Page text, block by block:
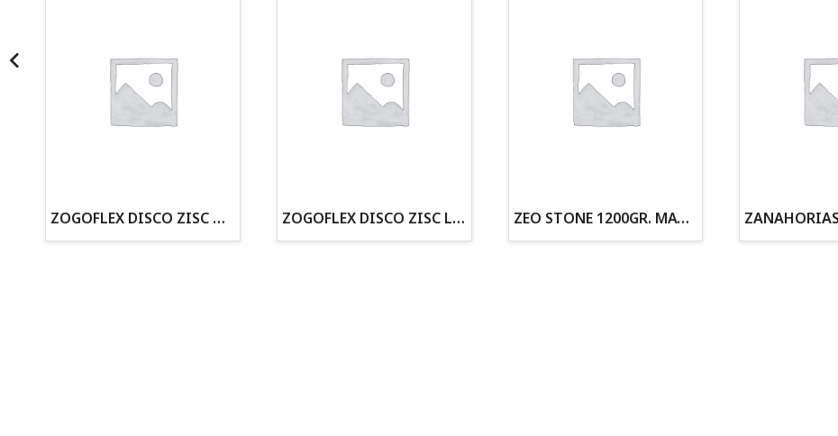
¡Somos Aquanatura!
· Cachorros supervisados por equipo veterinario
· Asesoramiento profesional personalizado
ZOGOFLEX DISCO ZISC MINI (16CM) FLUORESCENTE ZOGOFLEX DISCO ZISC L (21.6CM) FLUORESCENTE ZEO STONE 1200GR. MATERIAL FILTRANTE